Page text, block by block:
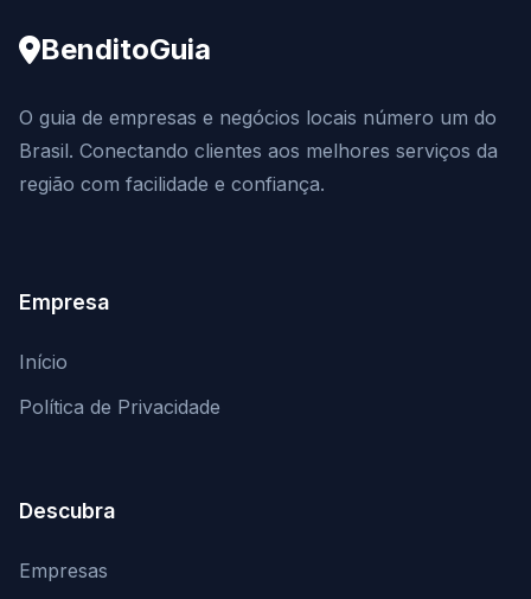
BenditoGuia
O guia de empresas e negócios locais número um do
Brasil. Conectando clientes aos melhores serviços da
região com facilidade e confiança.
Empresa
Início
Política de Privacidade
Descubra
Empresas